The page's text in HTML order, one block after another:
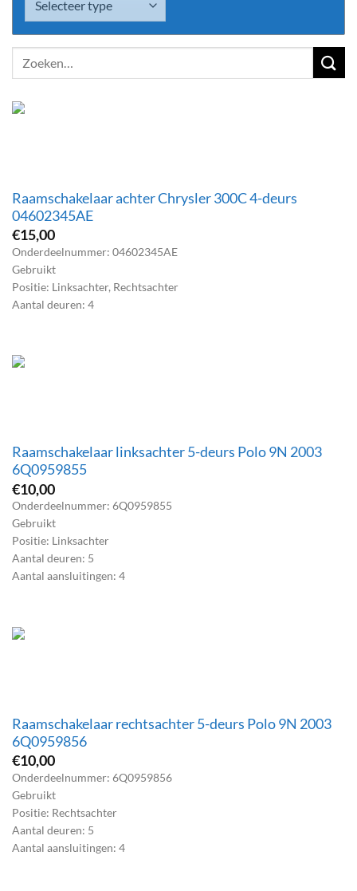
Raamschakelaar achter Chrysler 300C 4-deurs
04602345AE
€15,00
Onderdeelnummer: 04602345AE
Gebruikt
Positie: Linksachter, Rechtsachter
Aantal deuren: 4
Raamschakelaar linksachter 5-deurs Polo 9N 2003
6Q0959855
€10,00
Onderdeelnummer: 6Q0959855
Gebruikt
Positie: Linksachter
Aantal deuren: 5
Aantal aansluitingen: 4
Raamschakelaar rechtsachter 5-deurs Polo 9N 2003
6Q0959856
€10,00
Onderdeelnummer: 6Q0959856
Gebruikt
Positie: Rechtsachter
Aantal deuren: 5
Aantal aansluitingen: 4